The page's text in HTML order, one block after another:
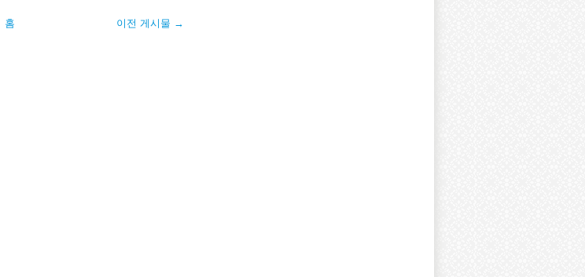
이전 게시물 →
홈